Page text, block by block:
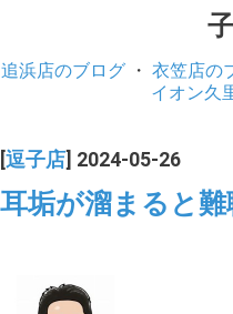
ショップ
お客さまの声
コラム
追浜店のブログ・ 衣笠店の
イオン久
逗子店 ] 2024-05-26
耳垢が溜まると